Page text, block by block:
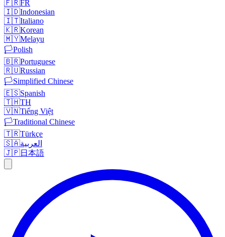
🇫🇷FR
🇮🇩Indonesian
🇮🇹Italiano
🇰🇷Korean
🇲🇾Melayu
🏳️Polish
🇧🇷Portuguese
🇷🇺Russian
🏳️Simplified Chinese
🇪🇸Spanish
🇹🇭TH
🇻🇳Tiếng Việt
🏳️Traditional Chinese
🇹🇷Türkçe
🇸🇦العربية
🇯🇵日本語